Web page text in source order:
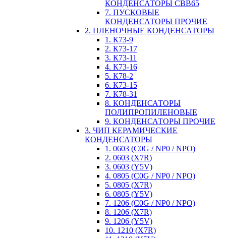
КОНДЕНСАТОРЫ CBB65
7. ПУСКОВЫЕ
КОНДЕНСАТОРЫ ПРОЧИЕ
2. ПЛЕНОЧНЫЕ КОНДЕНСАТОРЫ
1. К73-9
2. К73-17
3. К73-11
4. К73-16
5. К78-2
6. К73-15
7. К78-31
8. КОНДЕНСАТОРЫ
ПОЛИПРОПИЛЕНОВЫЕ
9. КОНДЕНСАТОРЫ ПРОЧИЕ
3. ЧИП КЕРАМИЧЕСКИЕ
КОНДЕНСАТОРЫ
1. 0603 (C0G / NP0 / NPO)
2. 0603 (X7R)
3. 0603 (Y5V)
4. 0805 (C0G / NP0 / NPO)
5. 0805 (X7R)
6. 0805 (Y5V)
7. 1206 (C0G / NP0 / NPO)
8. 1206 (X7R)
9. 1206 (Y5V)
10. 1210 (X7R)